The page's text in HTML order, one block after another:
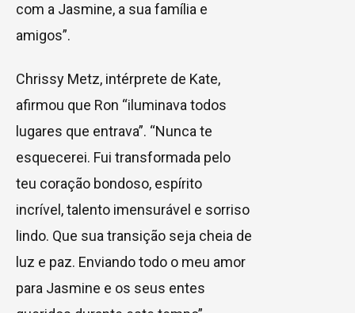
com a Jasmine, a sua família e
amigos”.
Chrissy Metz, intérprete de Kate,
afirmou que Ron “iluminava todos
lugares que entrava”. “Nunca te
esquecerei. Fui transformada pelo
teu coração bondoso, espírito
incrível, talento imensurável e sorriso
lindo. Que sua transição seja cheia de
luz e paz. Enviando todo o meu amor
para Jasmine e os seus entes